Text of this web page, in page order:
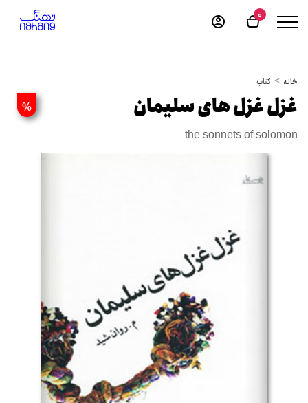
0
خانه کتاب
% غزل غزل های سلیمان
the sonnets of solomon